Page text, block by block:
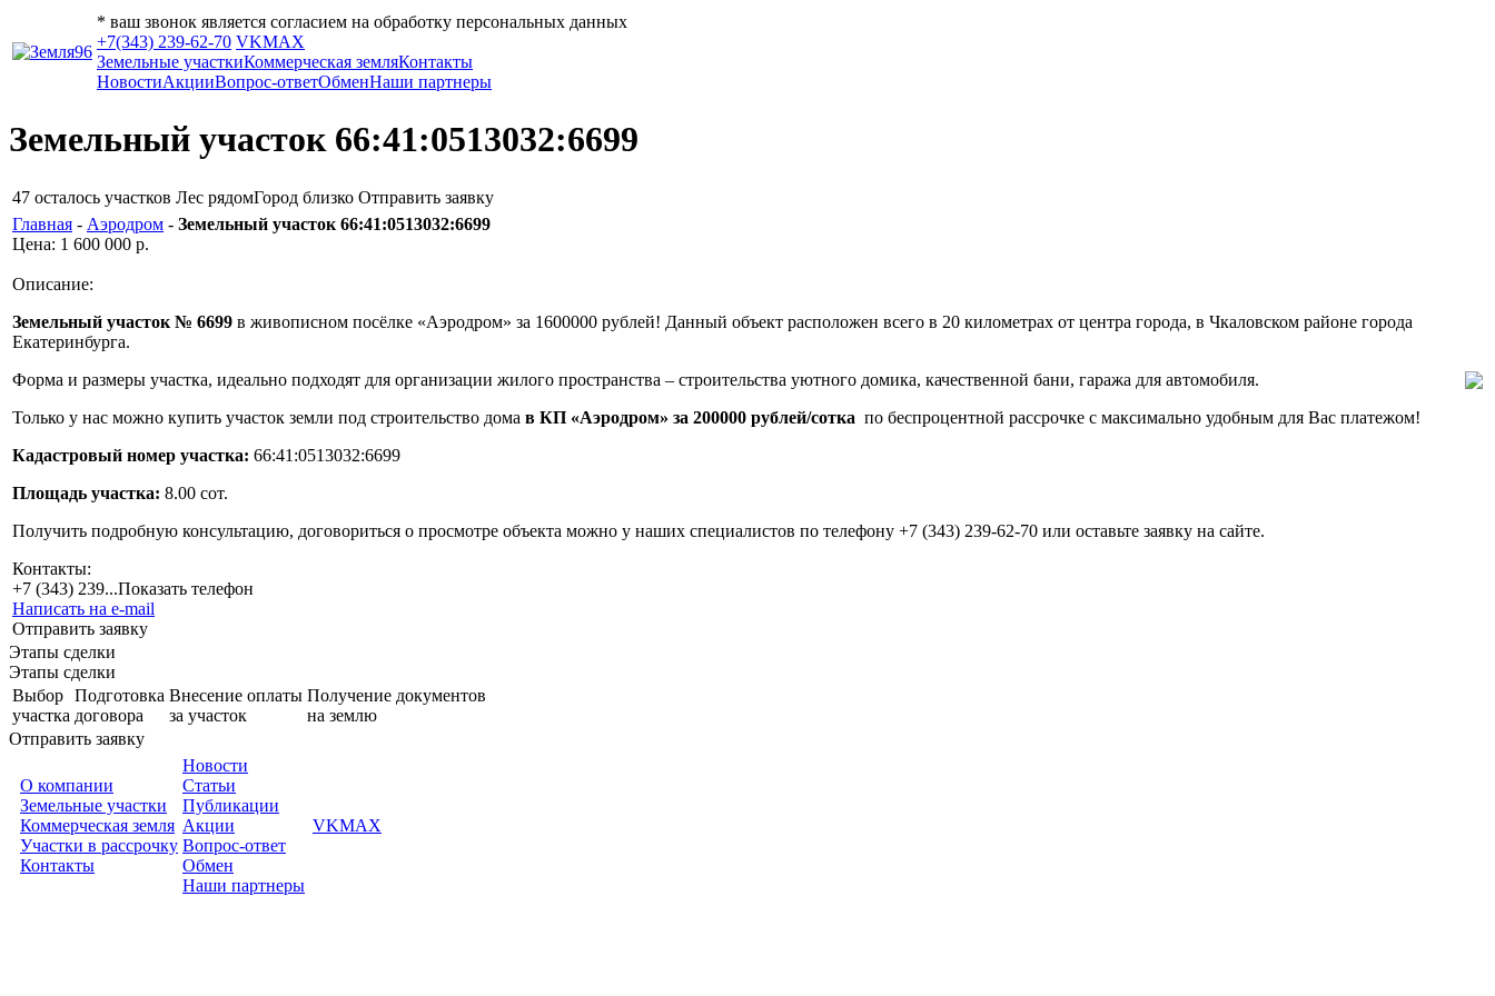
* ваш звонок является согласием на обработку персональных данных
+7(343) 239-62-70 VKMAX
Земельные участкиКоммерческая земляКонтакты
НовостиАкцииВопрос-ответОбменНаши партнеры
Земельный участок 66:41:0513032:6699
47 осталось участков Лес рядомГород близко Отправить заявку
Главная - Аэродром - Земельный участок 66:41:0513032:6699
Цена: 1 600 000 р.
Описание:
Земельный участок № 6699 в живописном посёлке «Аэродром» за 1600000 рублей! Данный объект расположен всего в 20 километрах от центра города, в Чкаловском районе города
Екатеринбурга.
Форма и размеры участка, идеально подходят для организации жилого пространства – строительства уютного домика, качественной бани, гаража для автомобиля.
Только у нас можно купить участок земли под строительство дома в КП «Аэродром» за 200000 рублей/сотка по беспроцентной рассрочке с максимально удобным для Вас платежом!
Кадастровый номер участка: 66:41:0513032:6699
Площадь участка: 8.00 сот.
Получить подробную консультацию, договориться о просмотре объекта можно у наших специалистов по телефону +7 (343) 239-62-70 или оставьте заявку на сайте.
Контакты:
+7 (343) 239...Показать телефон
Написать на e-mail
Отправить заявку
Этапы сделки
Этапы сделки
Выбор
участка
Подготовка
договора
Внесение оплаты
за участок
Получение документов
на землю
Отправить заявку
О компании
Земельные участки
Коммерческая земля
Участки в рассрочку
Контакты
Новости
Статьи
Публикации
Акции
Вопрос-ответ
Обмен
Наши партнеры
VKMAX